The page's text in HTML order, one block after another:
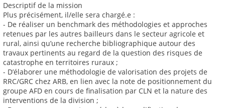
Descriptif de la mission
Plus précisément, il/elle sera chargé.e :
- De réaliser un benchmark des méthodologies et approches
retenues par les autres bailleurs dans le secteur agricole et
rural, ainsi qu’une recherche bibliographique autour des
travaux pertinents au regard de la question des risques de
catastrophe en territoires ruraux ;
- D’élaborer une méthodologie de valorisation des projets de
RRC/GRC chez ARB, en lien avec la note de positionnement du
groupe AFD en cours de finalisation par CLN et la nature des
interventions de la division ;